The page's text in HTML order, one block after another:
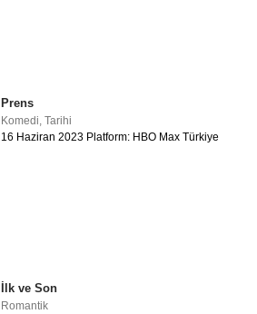
Prens
Komedi,Tarihi
16 Haziran 2023 Platform: HBO Max Türkiye
İlk ve Son
Romantik